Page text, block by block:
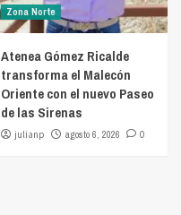
Zona Norte
Atenea Gómez Ricalde
transforma el Malecón
Oriente con el nuevo Paseo
de las Sirenas
julianp agosto 6, 2026 0